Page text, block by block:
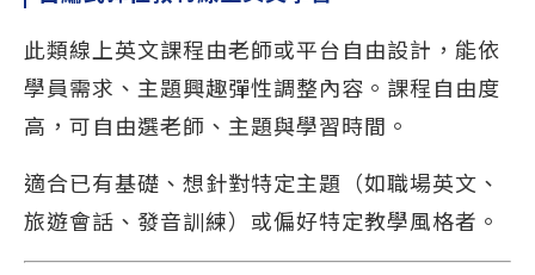
此類線上英文課程由老師或平台自由設計，能依
學員需求、主題興趣彈性調整內容。課程自由度
高，可自由選老師、主題與學習時間。
適合已有基礎、想針對特定主題（如職場英文、
旅遊會話、發音訓練）或偏好特定教學風格者。